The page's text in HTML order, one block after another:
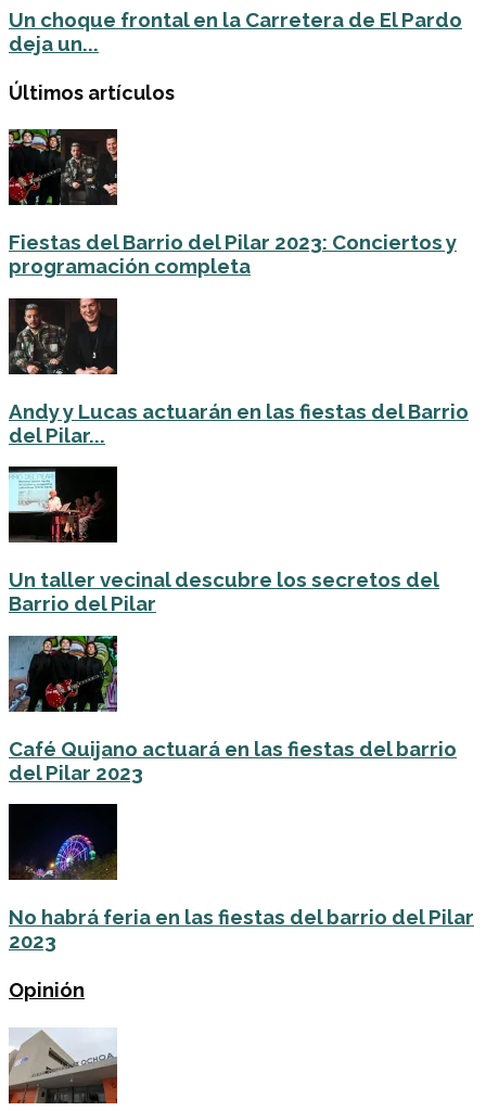
Un choque frontal en la Carretera de El Pardo
deja un...
Últimos artículos
Fiestas del Barrio del Pilar 2023: Conciertos y
programación completa
Andy y Lucas actuarán en las fiestas del Barrio
del Pilar...
Un taller vecinal descubre los secretos del
Barrio del Pilar
Café Quijano actuará en las fiestas del barrio
del Pilar 2023
No habrá feria en las fiestas del barrio del Pilar
2023
Opinión